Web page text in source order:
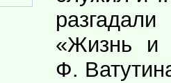
«Жизнь и
Ф.